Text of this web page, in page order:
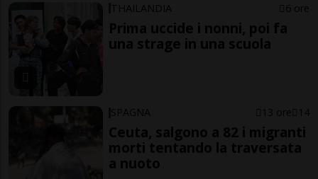
THAILANDIA 6 ore
Prima uccide i nonni, poi fa
una strage in una scuola
SPAGNA 13 ore 14
Ceuta, salgono a 82 i migranti
morti tentando la traversata
a nuoto